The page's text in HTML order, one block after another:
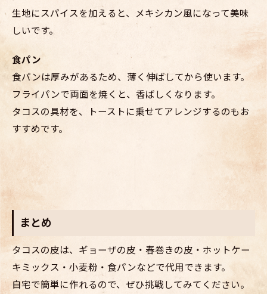
生地にスパイスを加えると、メキシカン風になって美味
しいです。
食パン
食パンは厚みがあるため、薄く伸ばしてから使います。
フライパンで両面を焼くと、香ばしくなります。
タコスの具材を、トーストに乗せてアレンジするのもお
すすめです。
まとめ
タコスの皮は、ギョーザの皮・春巻きの皮・ホットケー
キミックス・小麦粉・食パンなどで代用できます。
自宅で簡単に作れるので、ぜひ挑戦してみてください。